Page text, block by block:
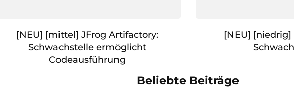
[NEU] [mittel] JFrog Artifactory:
Schwachstelle ermöglicht
Codeausführung
[NEU] [niedrig]
Beliebte Beiträge